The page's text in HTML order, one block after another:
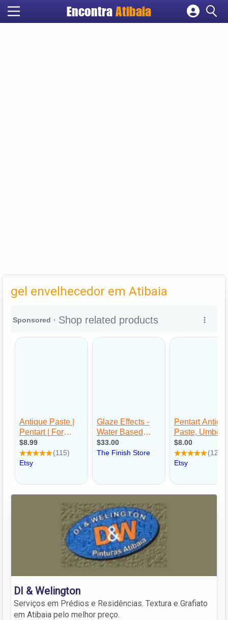
Encontra Atibaia
gel envelhecedor em Atibaia
DI & Welington
Serviços em Prédios e Residências. Textura e Grafiato
em Atibaia pelo melhor preço.